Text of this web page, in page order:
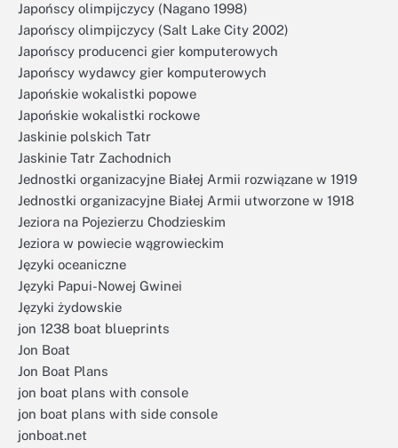
Japońscy olimpijczycy (Nagano 1998)
Japońscy olimpijczycy (Salt Lake City 2002)
Japońscy producenci gier komputerowych
Japońscy wydawcy gier komputerowych
Japońskie wokalistki popowe
Japońskie wokalistki rockowe
Jaskinie polskich Tatr
Jaskinie Tatr Zachodnich
Jednostki organizacyjne Białej Armii rozwiązane w 1919
Jednostki organizacyjne Białej Armii utworzone w 1918
Jeziora na Pojezierzu Chodzieskim
Jeziora w powiecie wągrowieckim
Języki oceaniczne
Języki Papui-Nowej Gwinei
Języki żydowskie
jon 1238 boat blueprints
Jon Boat
Jon Boat Plans
jon boat plans with console
jon boat plans with side console
jonboat.net